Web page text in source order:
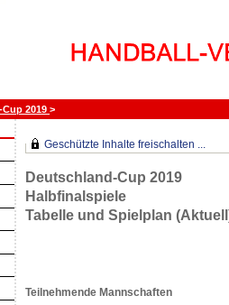
2019 >
Geschützte Inhalte freischalten ...
Deutschland-Cup 2019
Halbfinalspiele
Tabelle und Spielplan
Teilnehmende Mannschaften